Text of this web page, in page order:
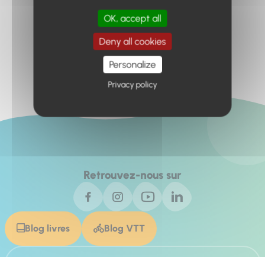
Retour à l'accueil
Retrouvez-nous sur
Blog livres Blog VTT
OK, accept all
Deny all cookies
Personalize
Privacy policy